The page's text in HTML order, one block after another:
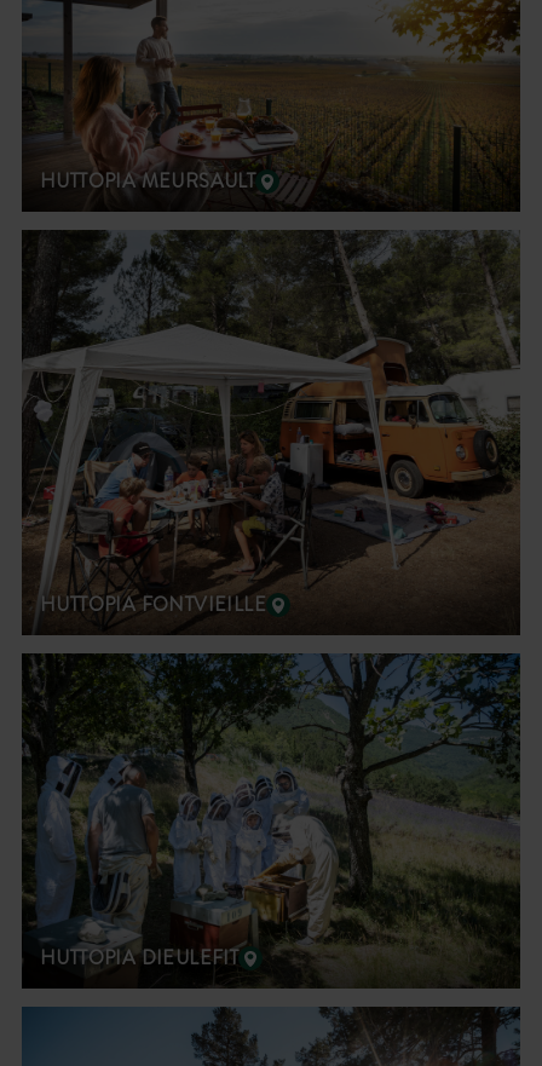
HUTTOPIA MEURSAULT
HUTTOPIA FONTVIEILLE
HUTTOPIA DIEULEFIT